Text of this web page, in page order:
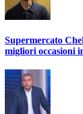
Supermercato
migliori occasioni